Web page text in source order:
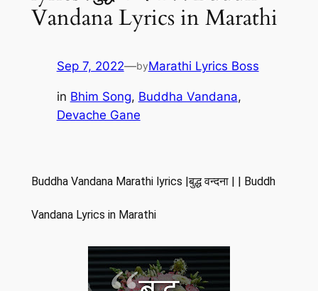
Vandana Lyrics in Marathi
Sep 7, 2022—byMarathi Lyrics Boss
in Bhim Song, Buddha Vandana
Devache Gane
Buddha Vandana Marathi lyrics |बुद्ध वन्दना | | Buddh
Vandana Lyrics in Marathi